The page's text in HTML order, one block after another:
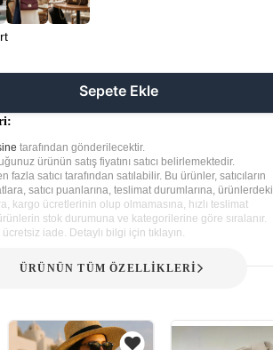
Sepete Ekle
tarafından gönderilecektir.
ürünün satış fiyatını satıcı belirlemektedir.
fazla satıcı tarafından satılabilir. Bu ürünler, satıcıların
satıcı puanlarına, teslimat durumlarına, ürünlerdeki
kargo ücretlerinin olup olmamasına, hızlı teslimat
stok durumuna ve kategorilerine göre sıralanır.
iade. Detaylı bilgi için tıklayın.
ÜRÜNÜN TÜM ÖZELLİKLERİ